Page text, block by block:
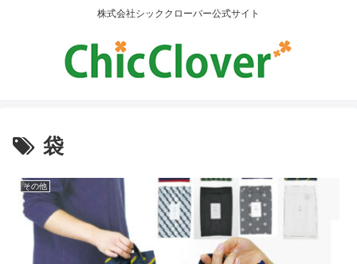
株式会社シッククローバー公式サイト
袋
その他